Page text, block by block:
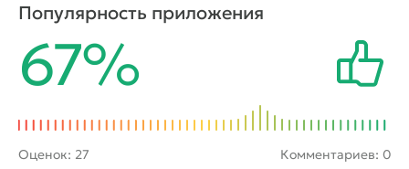
Задача состоит в том, чтобы грамотно
распределить элементы и добиться гармоничного
результата. Пользователь выбирает стиль и
размещает мебель в свободном порядке. Система
не ограничивает фантазию строгими рамками.
Предметы имеют разные размеры и формы.
Планировка влияет на внешний вид пространства.
Популярность приложения
67%
Оценок: 27 Комментариев: 0